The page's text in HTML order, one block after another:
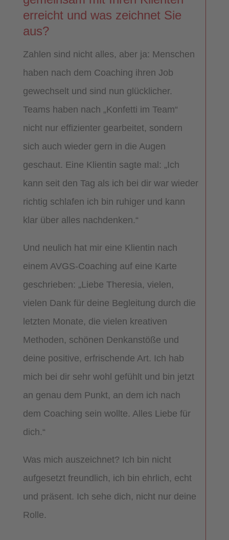
erreicht und was zeichnet Sie
aus?
Zahlen sind nicht alles, aber ja: Menschen
haben nach dem Coaching ihren Job
gewechselt und sind nun glücklicher.
Teams haben nach „Konfetti im Team“
nicht nur effizienter gearbeitet, sondern
sich auch wieder gern in die Augen
geschaut. Eine Klientin sagte mal: „Ich
kann seit den Tag als ich bei dir war wieder
richtig schlafen ich bin ruhiger und kann
klar über alles nachdenken.“
Und neulich hat mir eine Klientin nach
einem AVGS-Coaching auf eine Karte
geschrieben: „Liebe Theresia, vielen,
vielen Dank für deine Begleitung durch die
letzten Monate, die vielen kreativen
Methoden, schönen Denkanstöße und
deine positive, erfrischende Art. Ich hab
mich bei dir sehr wohl gefühlt und bin jetzt
an genau dem Punkt, an dem ich nach
dem Coaching sein wollte. Alles Liebe für
dich.“
Was mich auszeichnet? Ich bin nicht
aufgesetzt freundlich, ich bin ehrlich, echt
und präsent. Ich sehe dich, nicht nur deine
Rolle.